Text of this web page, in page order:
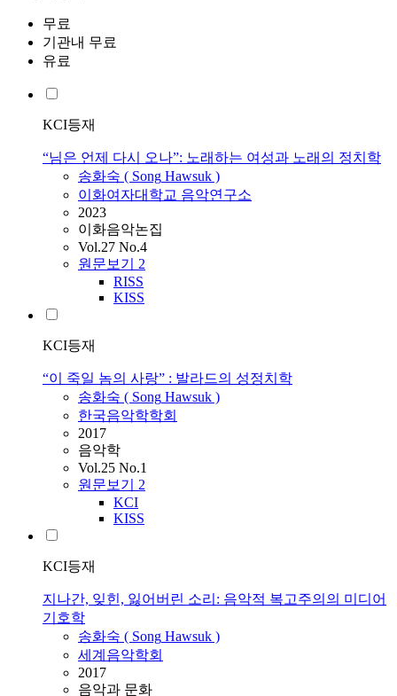
무료
기관내 무료
유료
KCI등재
“님은 언제 다시 오나”: 노래하는 여성과 노래의 정치학
송화숙 ( Song Hawsuk )
이화여자대학교 음악연구소
2023
이화음악논집
Vol.27 No.4
원문보기 2
RISS
KISS
KCI등재
“이 죽일 놈의 사랑” : 발라드의 성정치학
송화숙 ( Song Hawsuk )
한국음악학학회
2017
음악학
Vol.25 No.1
원문보기 2
KCI
KISS
KCI등재
지나간, 잊힌, 잃어버린 소리: 음악적 복고주의의 미디어
기호학
송화숙 ( Song Hawsuk )
세계음악학회
2017
음악과 문화